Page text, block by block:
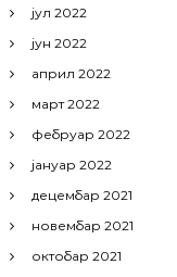
јул 2022
јун 2022
април 2022
март 2022
фебруар 2022
јануар 2022
децембар 2021
новембар 2021
октобар 2021